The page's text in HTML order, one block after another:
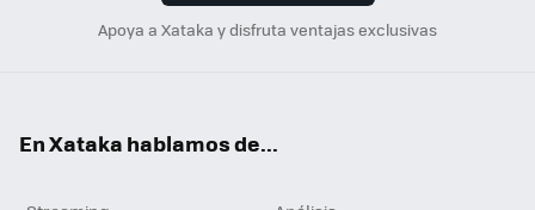
Apoya a Xataka y disfruta ventajas exclusivas
En Xataka hablamos de...